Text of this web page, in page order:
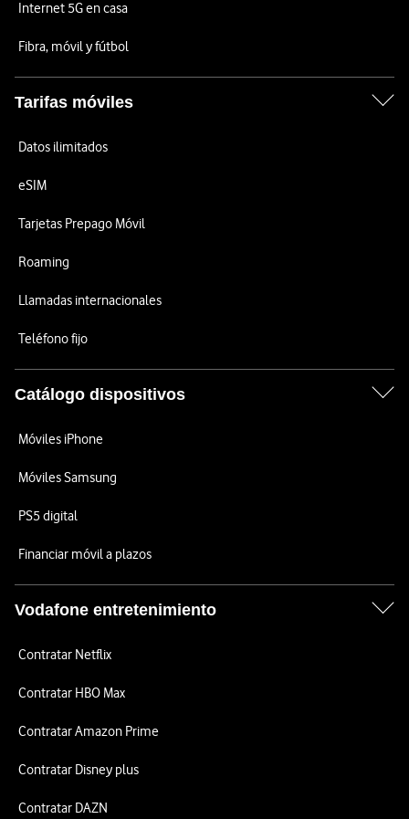
Internet 5G en casa
Fibra, móvil y fútbol
Tarifas móviles
Datos ilimitados
eSIM
Tarjetas Prepago Móvil
Roaming
Llamadas internacionales
Teléfono fijo
Catálogo dispositivos
Móviles iPhone
Móviles Samsung
PS5 digital
Financiar móvil a plazos
Vodafone entretenimiento
Contratar Netflix
Contratar HBO Max
Contratar Amazon Prime
Contratar Disney plus
Contratar DAZN